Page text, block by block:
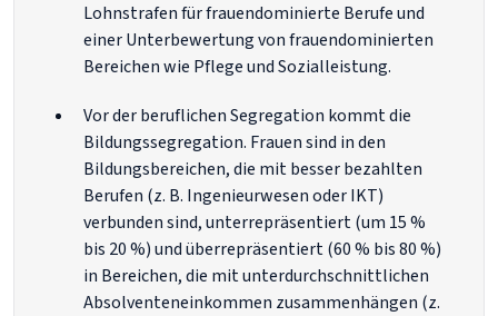
Lohnstrafen für frauendominierte Berufe und
einer Unterbewertung von frauendominierten
Bereichen wie Pflege und Sozialleistung.
Vor der beruflichen Segregation kommt die
Bildungssegregation. Frauen sind in den
Bildungsbereichen, die mit besser bezahlten
Berufen (z. B. Ingenieurwesen oder IKT)
verbunden sind, unterrepräsentiert (um 15 %
bis 20 %) und überrepräsentiert (60 % bis 80 %)
in Bereichen, die mit unterdurchschnittlichen
Absolventeneinkommen zusammenhängen (z.